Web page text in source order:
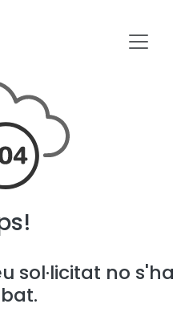
sol·licitat no s'ha